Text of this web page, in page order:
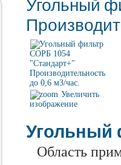
Угольный
Увеличить
изображение
Угольный
Область